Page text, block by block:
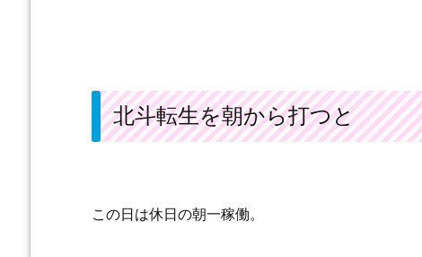
北斗転生を朝から打つと
この日は休日の朝一稼働。